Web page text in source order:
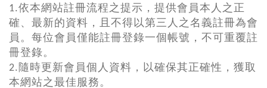
1.依本網站註冊流程之提示，提供會員本人之正
確、最新的資料，且不得以第三人之名義註冊為會
員。每位會員僅能註冊登錄一個帳號，不可重覆註
冊登錄。
2.隨時更新會員個人資料，以確保其正確性，獲取
本網站之最佳服務。